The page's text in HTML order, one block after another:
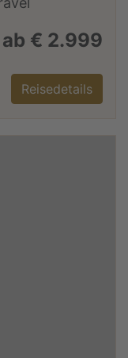
ab € 2.999
Reisedetails